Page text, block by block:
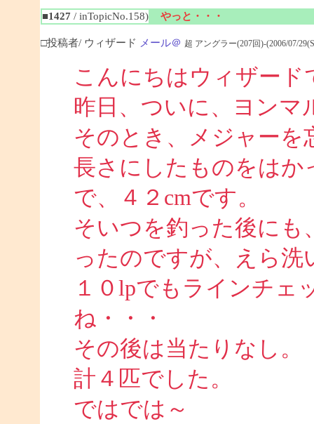
■1427 / inTopicNo.158) やっと・・・
□投稿者/ ウィザード メール＠ 超 アングラー(207回)-(2006/07/
こんにちはウィザード
昨日、ついに、ヨンマ
そのとき、メジャー
長さにしたものをはか
で、４２cmです。
そいつを釣った後にも
ったのですが、えら
１０lpでもラインチェ
ね・・・
その後は当たりなし。
計４匹でした。
ではでは～